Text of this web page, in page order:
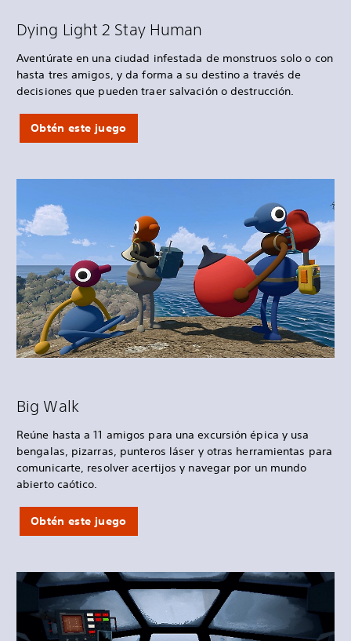
Dying Light 2 Stay Human
Aventúrate en una ciudad infestada de monstruos solo o con
hasta tres amigos, y da forma a su destino a través de
decisiones que pueden traer salvación o destrucción.
Obtén este juego
Big Walk
Reúne hasta a 11 amigos para una excursión épica y usa
bengalas, pizarras, punteros láser y otras herramientas para
comunicarte, resolver acertijos y navegar por un mundo
abierto caótico.
Obtén este juego